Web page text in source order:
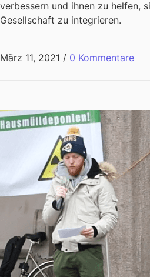
verbessern und ihnen zu helfen,
Gesellschaft zu integrieren.
März 11, 2021 / 0 Kommentare